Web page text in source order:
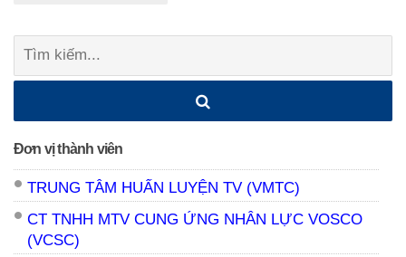
Tìm
Đơn vị thành viên
TRUNG TÂM HUẤN LUYỆN TV (VMTC)
CT TNHH MTV CUNG ỨNG NHÂN LỰC VOSCO
(VCSC)